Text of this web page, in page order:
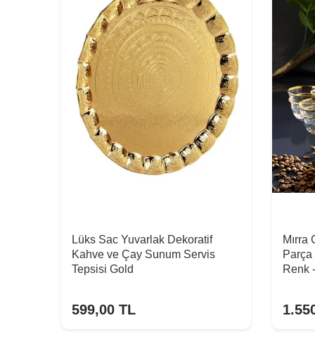
Lüks Sac Yuvarlak Dekoratif
Kahve ve Çay Sunum Servis
Tepsisi Gold
599,00 TL
Mırra
Parça
Renk